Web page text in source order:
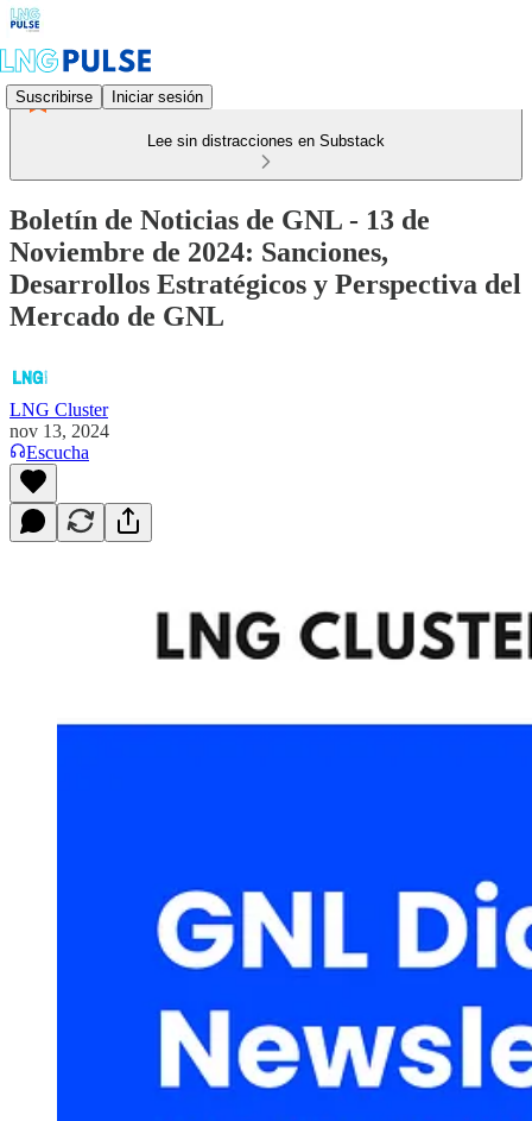
Suscribirse Iniciar sesión
Lee sin distracciones en Substack
Boletín de Noticias de GNL - 13 de
Noviembre de 2024: Sanciones,
Desarrollos Estratégicos y Perspectiva del
Mercado de GNL
LNG Cluster
nov 13, 2024
Escucha